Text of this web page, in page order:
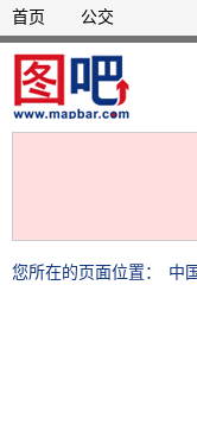
首页 公交
您所在的页面位置： 中